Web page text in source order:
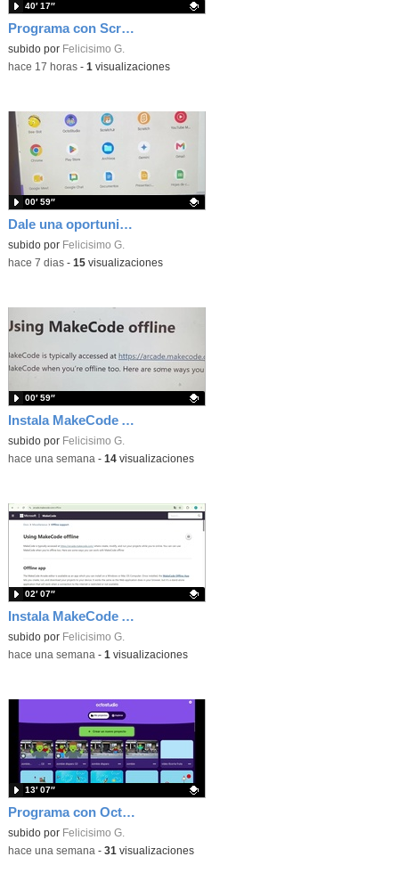
Programa con Scratch juegos con los partidos del mundial 2026 ganados por España
Contenido educativo.
subido por Felicisimo G.
40′ 17″
-hace 17 horas- 1 visualizaciones
Dale una oportunidad a los Chromebooks y utiliza un proyector para realizar talleres si no tienes pantallas táctiles
Contenido educativo.
subido por Felicisimo G.
00′ 59″
-hace 7 dias- 15visualizaciones
Instala MakeCode Arcade para trabajar offline en tu tablet, ordenador, Chromebook
Contenido educativo.
subido por Felicisimo G.
00′ 59″
-hace una semana - 14visualizaciones
Instala MakeCode Arcade offline para programar grandes juegos sin necesidad de Internet
Contenido educativo.
subido por Felicisimo G.
02′ 07″
-hace una semana - 1 visualizaciones
Programa con OctoStudio, un juego de disparos contra Zombies con un cargador basado en el House of the dead
Contenido educativo.
subido por Felicisimo G.
13′ 07″
-hace una semana - 31 visualizaciones